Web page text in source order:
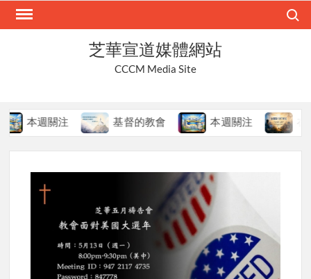
Skip
芝華宣道媒體網站
CCCM Media Site
本週關注 基督的教會 本週關注 在變